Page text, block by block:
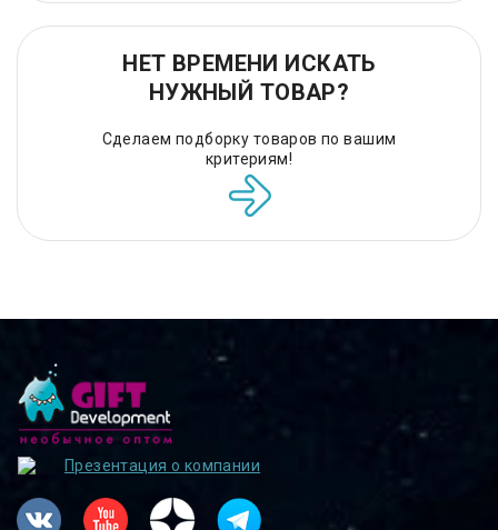
НЕТ ВРЕМЕНИ ИСКАТЬ
НУЖНЫЙ ТОВАР?
Сделаем подборку товаров по вашим
критериям!
Презентация о компании